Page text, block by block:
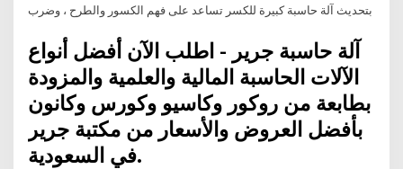
بتحديث آلة حاسبة كبيرة للكسر تساعد على فهم الكسور والطرح ، وضرب
آلة حاسبة جرير - اطلب الآن أفضل أنواع
الآلات الحاسبة المالية والعلمية والمزودة
بطابعة من روكور وكاسيو وكورس وكانون
بأفضل العروض والأسعار من مكتبة جرير
في السعودية.